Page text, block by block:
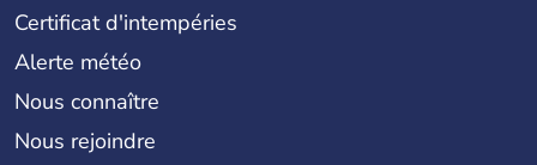
Certificat d'intempéries
Alerte météo
Nous connaître
Nous rejoindre